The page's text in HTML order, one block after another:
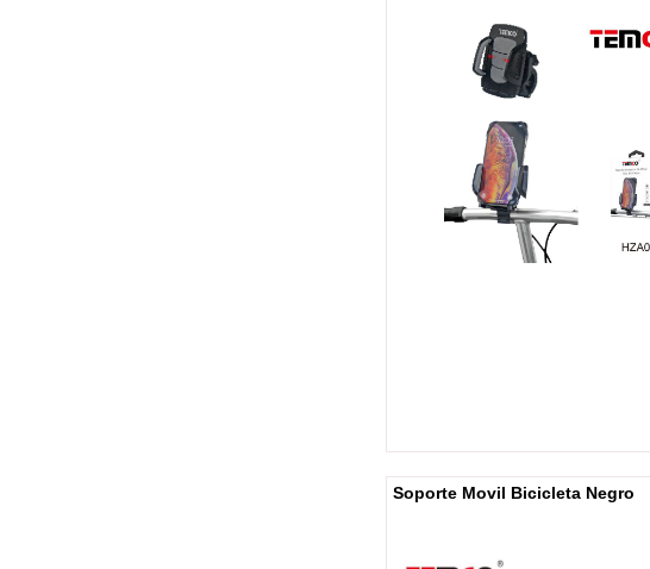
Soporte Movil Bicicleta Negro